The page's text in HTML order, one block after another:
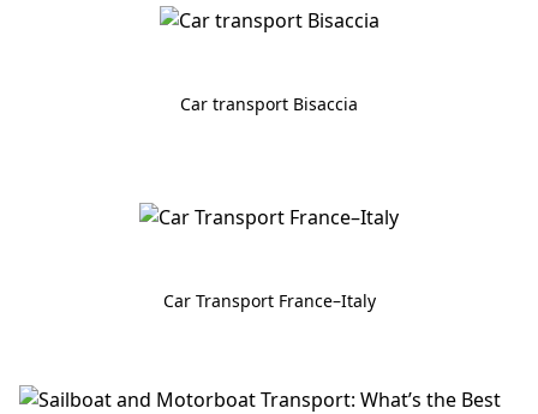
Car transport Bisaccia
Car Transport France–Italy